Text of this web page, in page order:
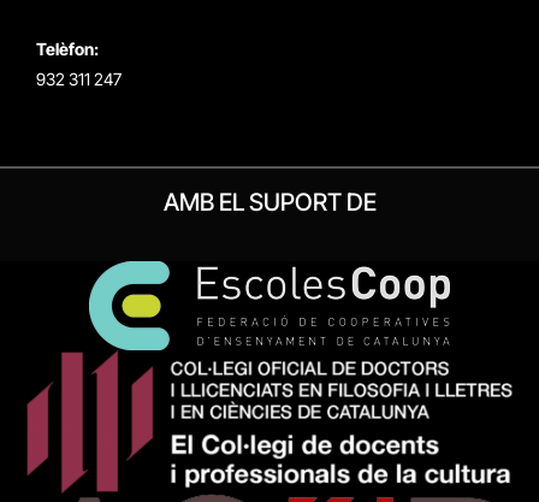
Telèfon:
932 311 247
AMB EL SUPORT DE